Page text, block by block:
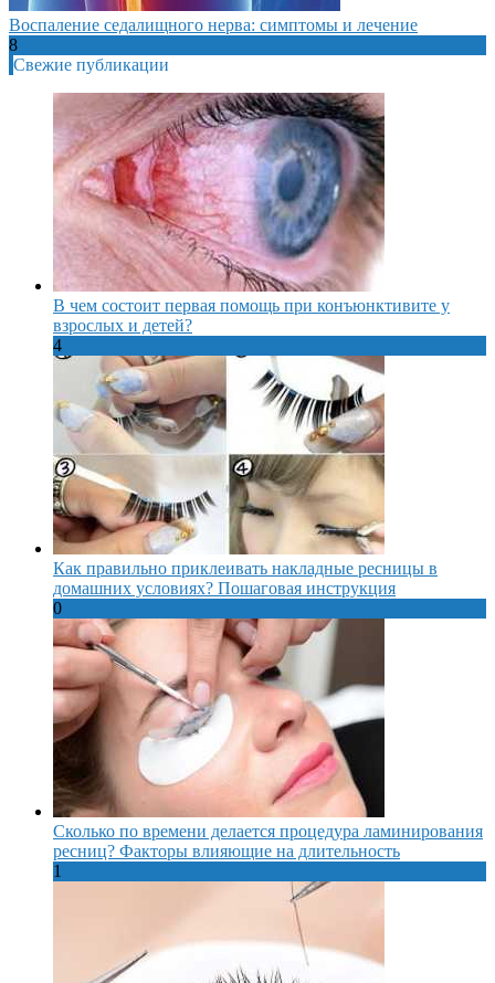
Воспаление седалищного нерва: симптомы и лечение
8
Свежие публикации
В чем состоит первая помощь при конъюнктивите у
взрослых и детей?
4
Как правильно приклеивать накладные ресницы в
домашних условиях? Пошаговая инструкция
0
Сколько по времени делается процедура ламинирования
ресниц? Факторы влияющие на длительность
1